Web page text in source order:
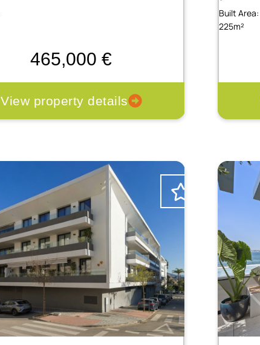
465,000 €
View property details
Built Area:
225m²